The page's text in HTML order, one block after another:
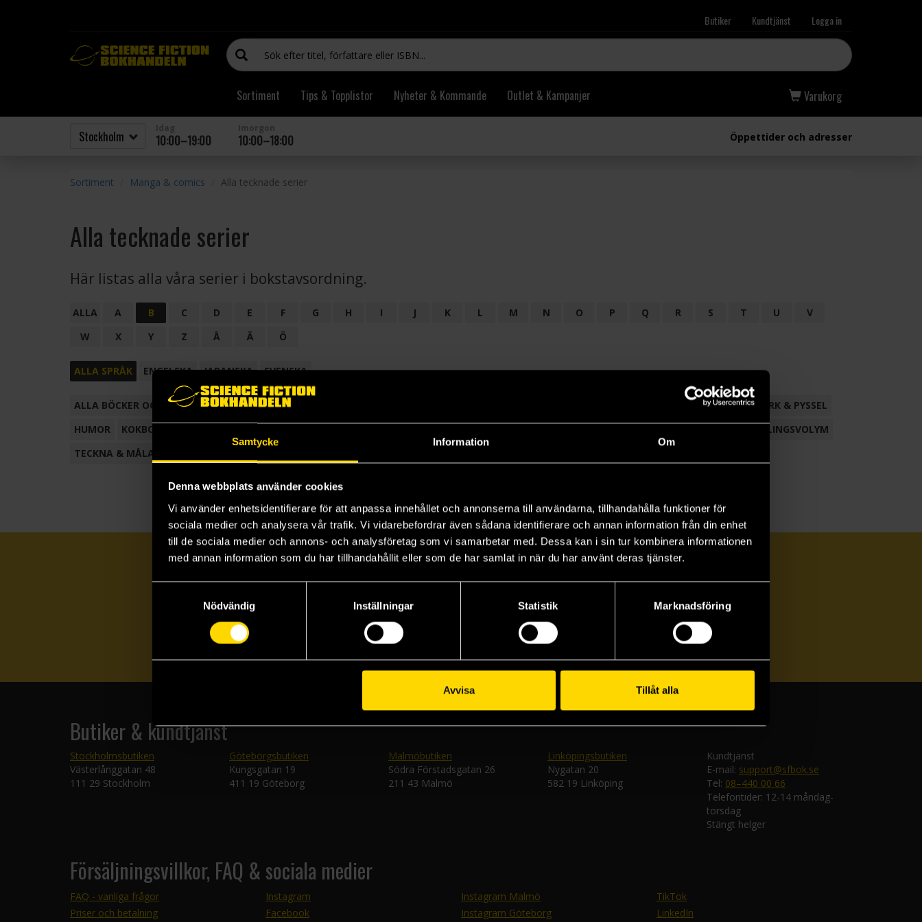
Samtycke Information Om
Denna webbplats använder cookies
Vi använder enhetsidentifierare för att anpassa innehållet och annonserna till användarna, tillhandahålla funktioner för
sociala medier och analysera vår trafik. Vi vidarebefordrar även sådana identifierare och annan information från din enhet
till de sociala medier och annons- och analysföretag som vi samarbetar med. Dessa kan i sin tur kombinera informationen
med annan information som du har tillhandahållit eller som de har samlat in när du har använt deras tjänster.
Nödvändig
Inställningar Statistik Marknadsföring
Avvisa Tillåt alla
Butiker Kundtjänst Logga in
Sortiment Tips & Topplistor Nyheter & Kommande Outlet & Kampanjer Varukorg
10:00–19:00 10:00–18:00 Öppettider och adresser
Sortiment Manga & comics Alla tecknade serier
Alla tecknade serier
Här listas alla våra serier i bokstavsordning.
ALLA A B C D E F G H I J K L M N O P Q R S T U
V
W
X Y Z Å Ä Ö
ALLA SPRÅK ENGELSKA JAPANSKA SVENSKA
ALLA BÖCKER OCH TECKNADE SERIER ANTOLOGI FACKLITTERATUR
HANTVERK & PYSSEL
HUMOR
KOKBOK
SAMLINGSVOLYM
TECKNA & MÅLA
Prenumerera på vårt nyhetsbrev
Butiker & kundtjänst
Stockholmsbutiken
Västerlånggatan 48
111 29 Stockholm
Göteborgsbutiken
Kungsgatan 19
411 19 Göteborg
Malmöbutiken
Södra Förstadsgatan 26
211 43 Malmö
Linköpingsbutiken
Nygatan 20
582 19 Linköping
Kundtjänst
E-mail: support@sfbok.se
Tel: 08–440 00 66
Telefontider: 12-14 måndag-
torsdag
Stängt helger
Försäljningsvillkor, FAQ & sociala medier
FAQ - vanliga frågor
Priser och betalning
Instagram
Facebook
Instagram Malmö
Instagram Göteborg
TikTok
LinkedIn